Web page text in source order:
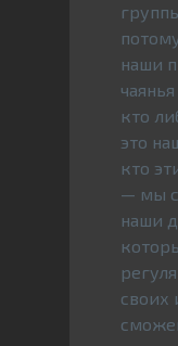
наши
кто
это
кто
— мы
наши
своих